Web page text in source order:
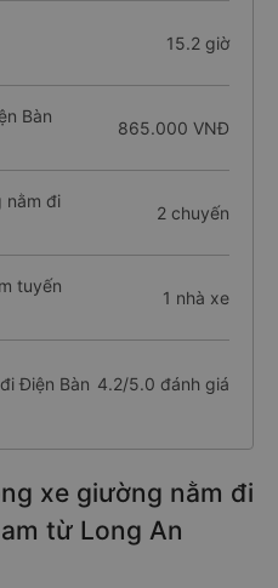
15.2 giờ
Bàn
865.000 VNĐ
nằm đi
2 chuyến
tuyến
1 nhà xe
Điện Bàn 4.2/5.0 đánh giá
xe giường nằm đi
từ Long An